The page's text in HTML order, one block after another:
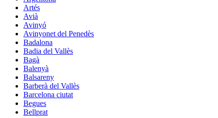
Artés
Avià
Avinyó
Avinyonet del Penedès
Badalona
Badia del Vallès
Bagà
Balenyà
Balsareny
Barberà del Vallès
Barcelona ciutat
Begues
Bellprat